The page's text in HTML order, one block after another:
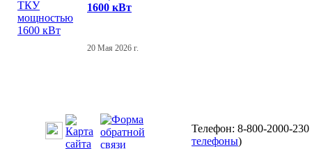
1600 кВт
20 Мая 2026 г.
Телефон: 8-800-2000-230
телефоны)